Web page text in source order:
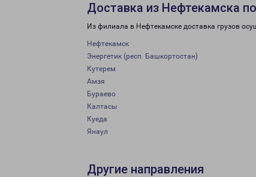
Доставка из Нефтекамска
Из филиала в Нефтекамске доставка грузов
Нефтекамск
Энергетик (респ. Башкортостан)
Кутерем
Амзя
Бураево
Калтасы
Куеда
Янаул
Другие направления